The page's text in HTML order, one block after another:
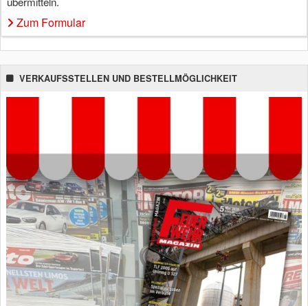
Zum Formular
VERKAUFSSTELLEN UND BESTELLMÖGLICHKEIT